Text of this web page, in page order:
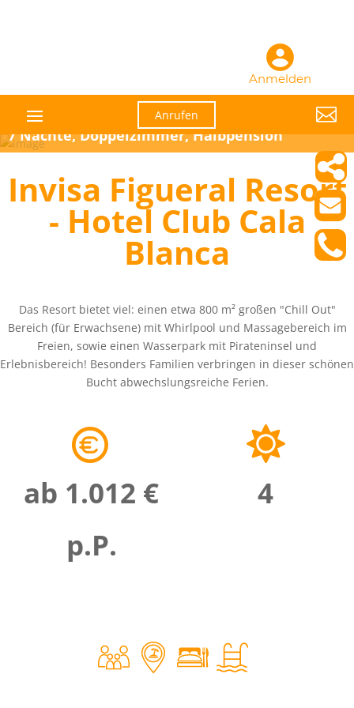
Anmelden
Anrufen 
7 Nächte, Doppelzimmer, Halbpension
Invisa Figueral Resort
- Hotel Club Cala
Blanca
Das Resort bietet viel: einen etwa 800 m² großen "Chill Out"
Bereich (für Erwachsene) mit Whirlpool und Massagebereich im
Freien, sowie einen Wasserpark mit Pirateninsel und
Erlebnisbereich! Besonders Familien verbringen in dieser schönen
Bucht abwechslungsreiche Ferien.
ab 1.012 €
p.P.
4